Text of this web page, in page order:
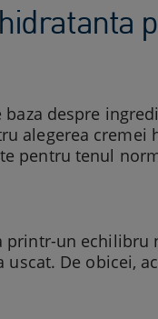
despre
alegerea
pentru tenul
printr-un
uscat. De obicei,